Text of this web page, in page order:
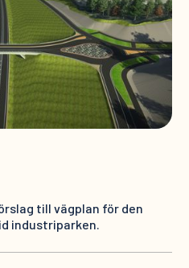
till vägplan för den
industriparken.